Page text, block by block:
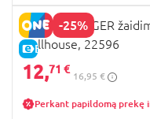
-25%
E-KAINA
RAVENSBURGER
Dollhouse, 22596
12,71 €
16,95 €
Perkant papildomą prekę